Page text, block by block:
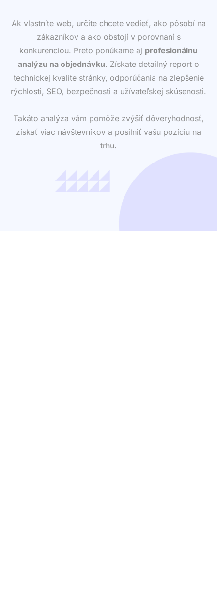
Ak vlastníte web, určite chcete vedieť, ako pôsobí na
zákazníkov a ako obstojí v porovnaní s
konkurenciou. Preto ponúkame aj profesionálnu
analýzu na objednávku. Získate detailný report o
technickej kvalite stránky, odporúčania na zlepšenie
rýchlosti, SEO, bezpečnosti a užívateľskej skúsenosti.
Takáto analýza vám pomôže zvýšiť dôveryhodnosť,
získať viac návštevníkov a posilniť vašu pozíciu na
trhu.